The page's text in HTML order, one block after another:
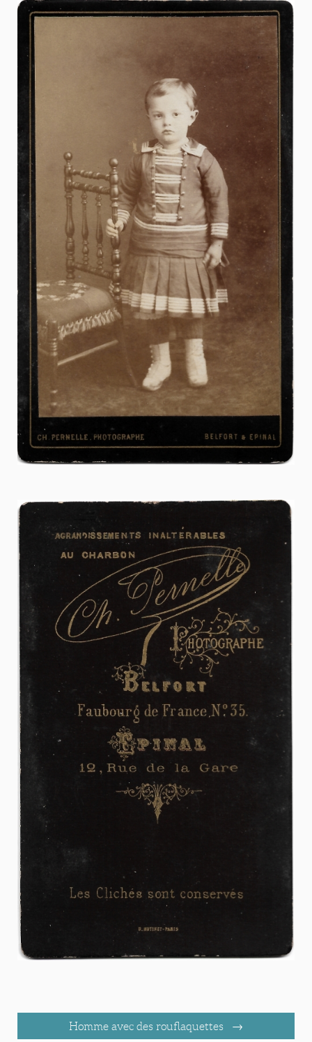
Homme avec des rouflaquettes